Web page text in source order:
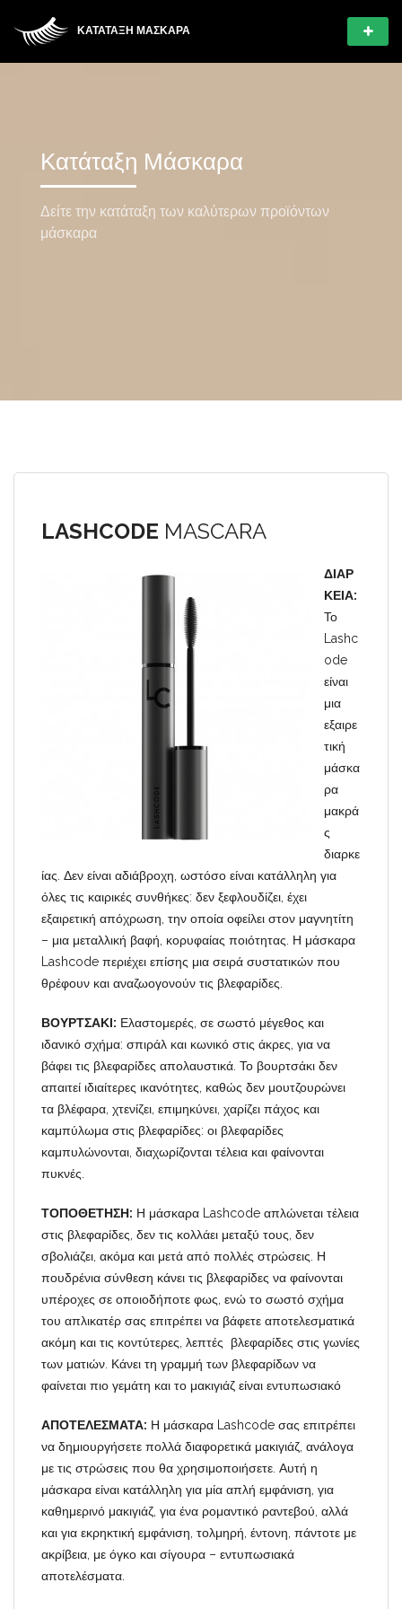
ΚΑΤΆΤΑΞΗ ΜΆΣΚΑΡΑ
Κατάταξη Μάσκαρα
Δείτε την κατάταξη των καλύτερων προϊόντων
μάσκαρα
LASHCODE MASCARA
ΔΙΑΡ
ΚΕΙΑ:
Το
Lashc
ode
είναι
μια
εξαιρε
τική
μάσκα
ρα
μακρά
ς
διαρκε
ίας. Δεν είναι αδιάβροχη, ωστόσο είναι κατάλληλη για
όλες τις καιρικές συνθήκες: δεν ξεφλουδίζει, έχει
εξαιρετική απόχρωση, την οποία οφείλει στον μαγνητίτη
– μια μεταλλική βαφή, κορυφαίας ποιότητας. Η μάσκαρα
Lashcode περιέχει επίσης μια σειρά συστατικών που
θρέφουν και αναζωογονούν τις βλεφαρίδες.
ΒΟΥΡΤΣΑΚΙ: Ελαστομερές, σε σωστό μέγεθος και
ιδανικό σχήμα: σπιράλ και κωνικό στις άκρες, για να
βάφει τις βλεφαρίδες απολαυστικά. Το βουρτσάκι δεν
απαιτεί ιδιαίτερες ικανότητες, καθώς δεν μουτζουρώνει
τα βλέφαρα, χτενίζει, επιμηκύνει, χαρίζει πάχος και
καμπύλωμα στις βλεφαρίδες: οι βλεφαρίδες
καμπυλώνονται, διαχωρίζονται τέλεια και φαίνονται
πυκνές.
ΤΟΠΟΘΕΤΗΣΗ: Η μάσκαρα Lashcode απλώνεται τέλεια
στις βλεφαρίδες, δεν τις κολλάει μεταξύ τους, δεν
σβολιάζει, ακόμα και μετά από πολλές στρώσεις. Η
πουδρένια σύνθεση κάνει τις βλεφαρίδες να φαίνονται
υπέροχες σε οποιοδήποτε φως, ενώ το σωστό σχήμα
του απλικατέρ σας επιτρέπει να βάφετε αποτελεσματικά
ακόμη και τις κοντύτερες, λεπτές βλεφαρίδες στις γωνίες
των ματιών. Κάνει τη γραμμή των βλεφαρίδων να
φαίνεται πιο γεμάτη και το μακιγιάζ είναι εντυπωσιακό
ΑΠΟΤΕΛΕΣΜΑΤΑ: Η μάσκαρα Lashcode σας επιτρέπει
να δημιουργήσετε πολλά διαφορετικά μακιγιάζ, ανάλογα
με τις στρώσεις που θα χρησιμοποιήσετε. Αυτή η
μάσκαρα είναι κατάλληλη για μία απλή εμφάνιση, για
καθημερινό μακιγιάζ, για ένα ρομαντικό ραντεβού, αλλά
και για εκρηκτική εμφάνιση, τολμηρή, έντονη, πάντοτε με
ακρίβεια, με όγκο και σίγουρα – εντυπωσιακά
αποτελέσματα.